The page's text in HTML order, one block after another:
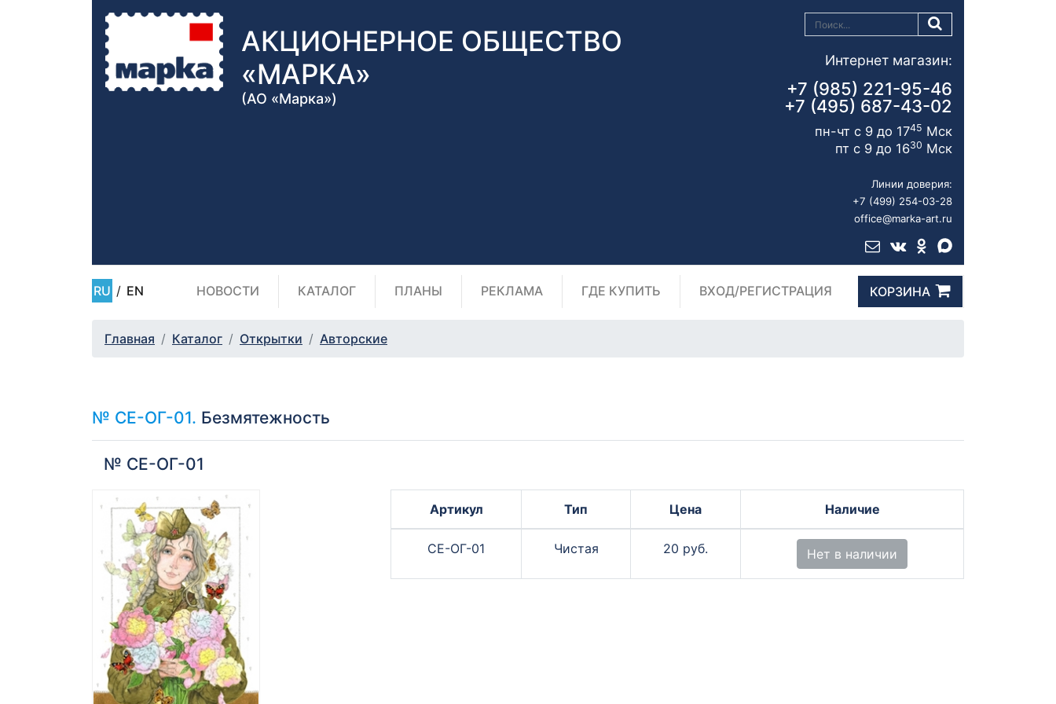
АКЦИОНЕРНОЕ ОБЩЕСТВО
«МАРКА»
(АО «Марка»)
Интернет магазин:
+7 (985) 221-95-46
+7 (495) 687-43-02
пн-чт с 9 до 1745 Мск
пт с 9 до 1630 Мск
Линии доверия:
+7 (499) 254-03-28
office@marka-art.ru
RU / EN НОВОСТИ КАТАЛОГ ПЛАНЫ РЕКЛАМА ГДЕ КУПИТЬ ВХОД/РЕГИСТРАЦИЯ КОРЗИНА
Главная Каталог Открытки Авторские
№ СЕ-ОГ-01. Безмятежность
№ СЕ-ОГ-01
Артикул Тип Цена Наличие
СЕ-ОГ-01 Чистая 20 руб. Нет в наличии